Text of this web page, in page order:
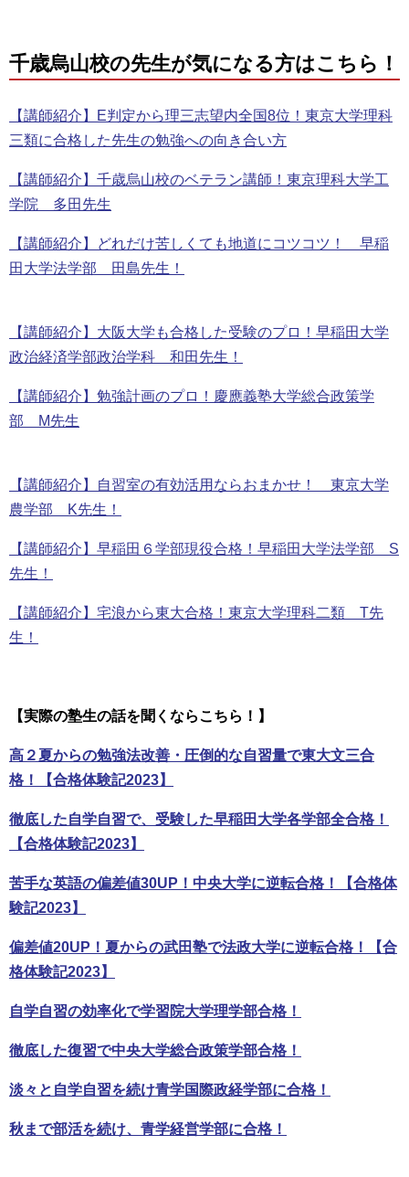
千歳烏山校の先生が気になる方はこちら！
【講師紹介】E判定から理三志望内全国8位！東京大学理科
三類に合格した先生の勉強への向き合い方
【講師紹介】千歳烏山校のベテラン講師！東京理科大学工
学院 多田先生
【講師紹介】どれだけ苦しくても地道にコツコツ！ 早稲
田大学法学部 田島先生！
【講師紹介】大阪大学も合格した受験のプロ！早稲田大学
政治経済学部政治学科 和田先生！
【講師紹介】勉強計画のプロ！慶應義塾大学総合政策学
部 M先生
【講師紹介】自習室の有効活用ならおまかせ！ 東京大学
農学部 K先生！
【講師紹介】早稲田６学部現役合格！早稲田大学法学部 S
先生！
【講師紹介】宅浪から東大合格！東京大学理科二類 T先
生！
【実際の塾生の話を聞くならこちら！】
高２夏からの勉強法改善・圧倒的な自習量で東大文三合
格！【合格体験記2023】
徹底した自学自習で、受験した早稲田大学各学部全合格！
【合格体験記2023】
苦手な英語の偏差値30UP！中央大学に逆転合格！【合格体
験記2023】
偏差値20UP！夏からの武田塾で法政大学に逆転合格！【合
格体験記2023】
自学自習の効率化で学習院大学理学部合格！
徹底した復習で中央大学総合政策学部合格！
淡々と自学自習を続け青学国際政経学部に合格！
秋まで部活を続け、青学経営学部に合格！